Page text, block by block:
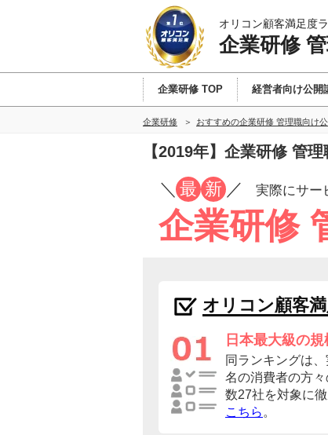
オリコン顧客満足度
企業研修
企業研修 TOP 経営者向け公開
企業研修 おすすめの企業研修 管理職向け
【2019年】企業研修 管
／ 最 新 ／ 実際にサー
企業研修
オリコン顧客
日本最大級の
同ランキングは
名の消費者の方
数27社を対象に
こちら 。